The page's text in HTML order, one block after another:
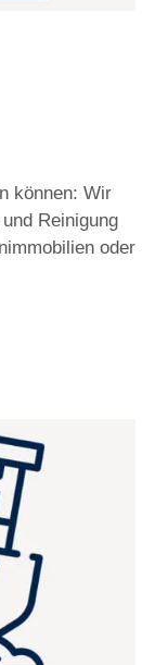
können: Wir
Reinigung
oder